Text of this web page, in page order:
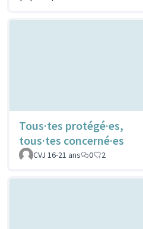
Tous·tes protégé·es,
tous·tes concerné·es
CVJ 16-21 ans
0 2